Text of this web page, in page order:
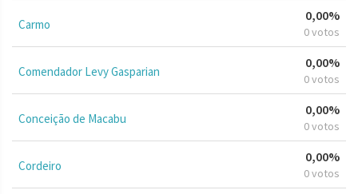
Carmo
0,00%
0 votos
Comendador Levy Gasparian
0,00%
0 votos
Conceição de Macabu
0,00%
0 votos
Cordeiro
0,00%
0 votos